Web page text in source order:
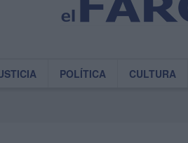
POLÍTICA CULTURA